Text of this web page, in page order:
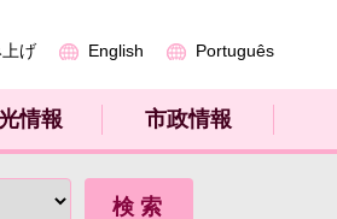
げ English Português
情報 市政情報